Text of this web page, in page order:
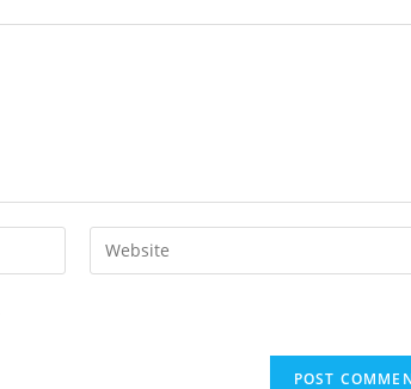
Enter
your